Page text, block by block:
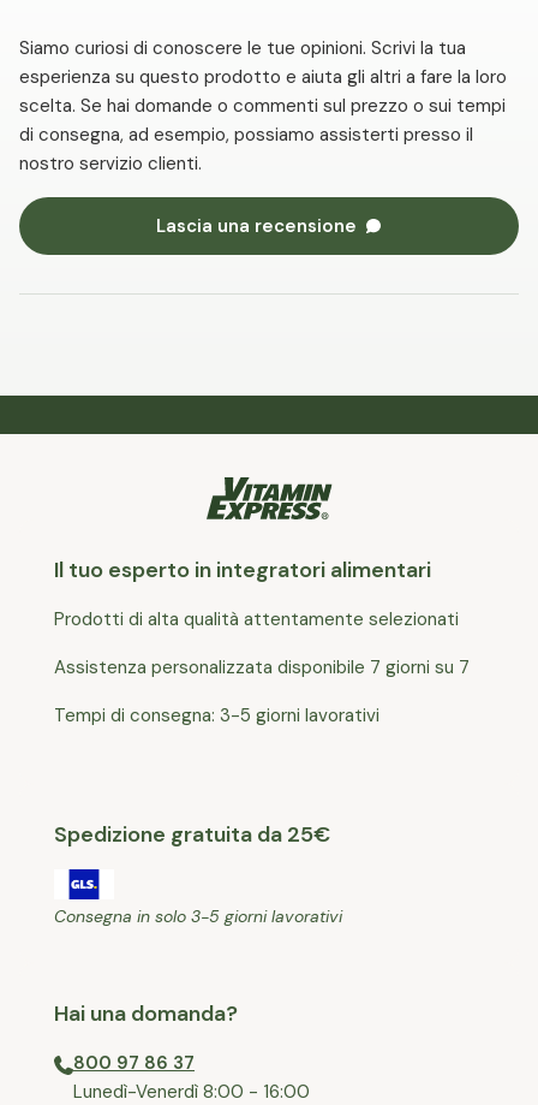
Siamo curiosi di conoscere le tue opinioni. Scrivi la tua
esperienza su questo prodotto e aiuta gli altri a fare la loro
scelta. Se hai domande o commenti sul prezzo o sui tempi
di consegna, ad esempio, possiamo assisterti presso il
nostro servizio clienti.
Lascia una recensione
Il tuo esperto in integratori alimentari
Prodotti di alta qualità attentamente selezionati
Assistenza personalizzata disponibile 7 giorni su 7
Tempi di consegna: 3-5 giorni lavorativi
Spedizione gratuita da 25€
Consegna in solo 3-5 giorni lavorativi
Hai una domanda?
800 97 86 37
⁠Lunedì-Venerdì 8:00 - 16:00